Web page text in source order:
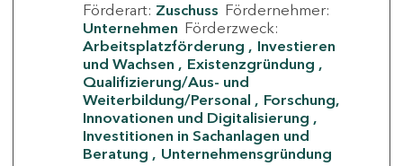
Förderart: Zuschuss Fördernehmer:
Unternehmen Förderzweck:
Arbeitsplatzförderung
Investieren
und Wachsen
Existenzgründung
Qualifizierung/Aus- und
Weiterbildung/Personal
Forschung,
Innovationen und Digitalisierung
Investitionen in Sachanlagen und
Beratung
Unternehmensgründung